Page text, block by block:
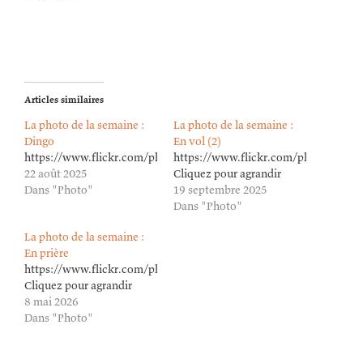
Articles similaires
La photo de la semaine :
Dingo
https://www.flickr.com/photos/lioneldavoust/54703120626/in/
22 août 2025
Dans "Photo"
La photo de la semaine :
En vol (2)
https://www.flickr.com/photos/
Cliquez pour agrandir
19 septembre 2025
Dans "Photo"
La photo de la semaine :
En prière
https://www.flickr.com/photos/lioneldavoust/55253796725/in/
Cliquez pour agrandir
8 mai 2026
Dans "Photo"